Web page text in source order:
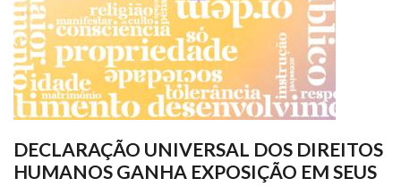
DECLARAÇÃO UNIVERSAL DOS DIREITOS
HUMANOS GANHA EXPOSIÇÃO EM SEUS